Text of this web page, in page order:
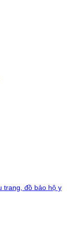
trang, đồ bảo hộ y